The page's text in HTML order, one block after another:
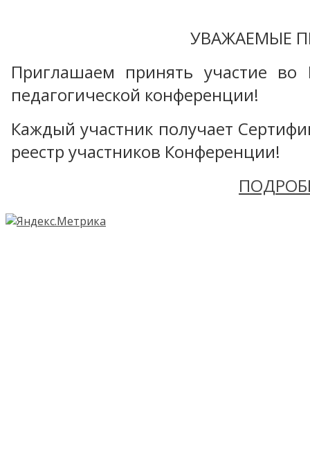
УВАЖАЕМЫЕ
Приглашаем принять участие во
педагогической конференции!
Каждый участник получает
реестр участников Конференции!